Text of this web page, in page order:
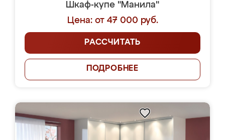
Шкаф-купе "Манила"
Цена: от 47 000 руб.
РАССЧИТАТЬ
ПОДРОБНЕЕ